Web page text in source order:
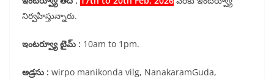
నిర్వహిస్తున్నారు.
ఇంటర్వ్యూ టైమ్ : 10am to 1pm.
అడ్రసు : wirpo manikonda vilg, NanakaramGuda,